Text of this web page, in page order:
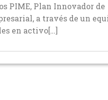
PIME, Plan Innovador de
a través de un
en activo[…]